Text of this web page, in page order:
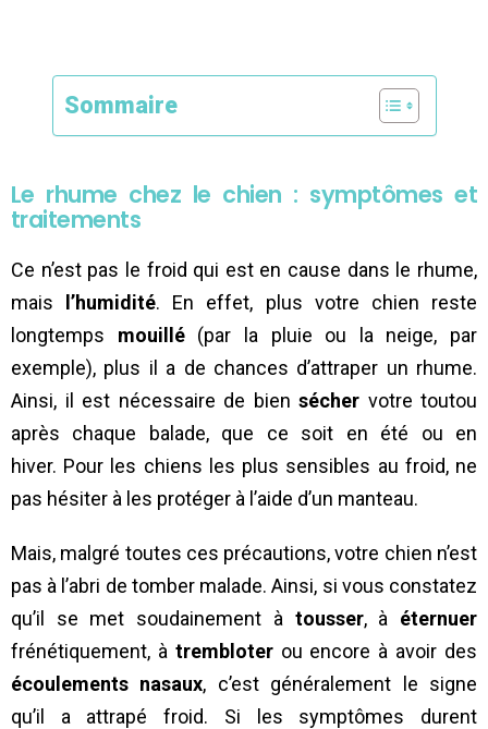
Sommaire
Le rhume chez le chien : symptômes et
traitements
Ce n’est pas le froid qui est en cause dans le rhume,
mais
l’humidité. En effet, plus votre chien reste
longtemps mouillé(par la pluie ou la neige, par
exemple), plus il a de chances d’attraper un rhume.
Ainsi, il est nécessaire de bien sécher votre toutou
après chaque balade, que ce soit en été ou en
hiver. Pour les chiens les plus sensibles au froid, ne
pas hésiter à les protéger à l’aide d’un manteau.
Mais, malgré toutes ces précautions, votre chien n’est
pas à l’abri de tomber malade. Ainsi, si vous constatez
qu’il se met soudainement à tousser, à éternuer
frénétiquement, à trembloterou encore à avoir des
écoulements nasaux, c’est généralement le signe
qu’il a attrapé froid. Si les symptômes durent